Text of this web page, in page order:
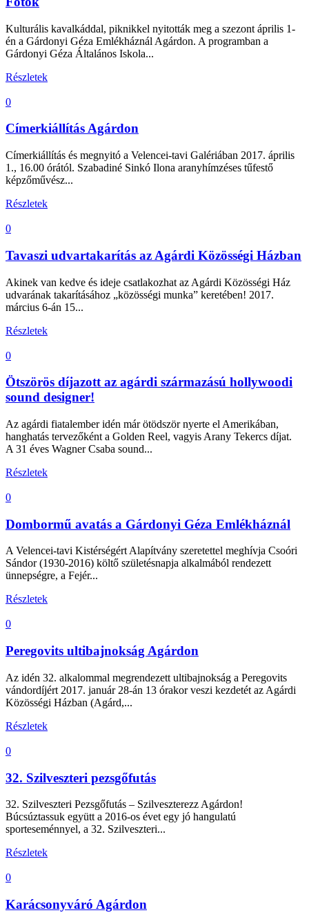
Kulturális kavalkáddal, piknikkel nyitották meg a szezont április 1-
én a Gárdonyi Géza Emlékháznál Agárdon. A programban a
Gárdonyi Géza Általános Iskola...
Részletek
0
Címerkiállítás Agárdon
Címerkiállítás és megnyitó a Velencei-tavi Galériában 2017. április
1., 16.00 órától. Szabadiné Sinkó Ilona aranyhímzéses tűfestő
képzőművész...
Részletek
0
Tavaszi udvartakarítás az Agárdi Közösségi Házban
Akinek van kedve és ideje csatlakozhat az Agárdi Közösségi Ház
udvarának takarításához „közösségi munka” keretében! 2017.
március 6-án 15...
Részletek
0
Ötszörös díjazott az agárdi származású hollywoodi
sound designer!
Az agárdi fiatalember idén már ötödször nyerte el Amerikában,
hanghatás tervezőként a Golden Reel, vagyis Arany Tekercs díjat.
A 31 éves Wagner Csaba sound...
Részletek
0
Dombormű avatás a Gárdonyi Géza Emlékháznál
A Velencei-tavi Kistérségért Alapítvány szeretettel meghívja Csoóri
Sándor (1930-2016) költő születésnapja alkalmából rendezett
ünnepségre, a Fejér...
Részletek
0
Peregovits ultibajnokság Agárdon
Az idén 32. alkalommal megrendezett ultibajnokság a Peregovits
vándordíjért 2017. január 28-án 13 órakor veszi kezdetét az Agárdi
Közösségi Házban (Agárd,...
Részletek
0
32. Szilveszteri pezsgőfutás
32. Szilveszteri Pezsgőfutás – Szilveszterezz Agárdon!
Búcsúztassuk együtt a 2016-os évet egy jó hangulatú
sporteseménnyel, a 32. Szilveszteri...
Részletek
0
Karácsonyváró Agárdon